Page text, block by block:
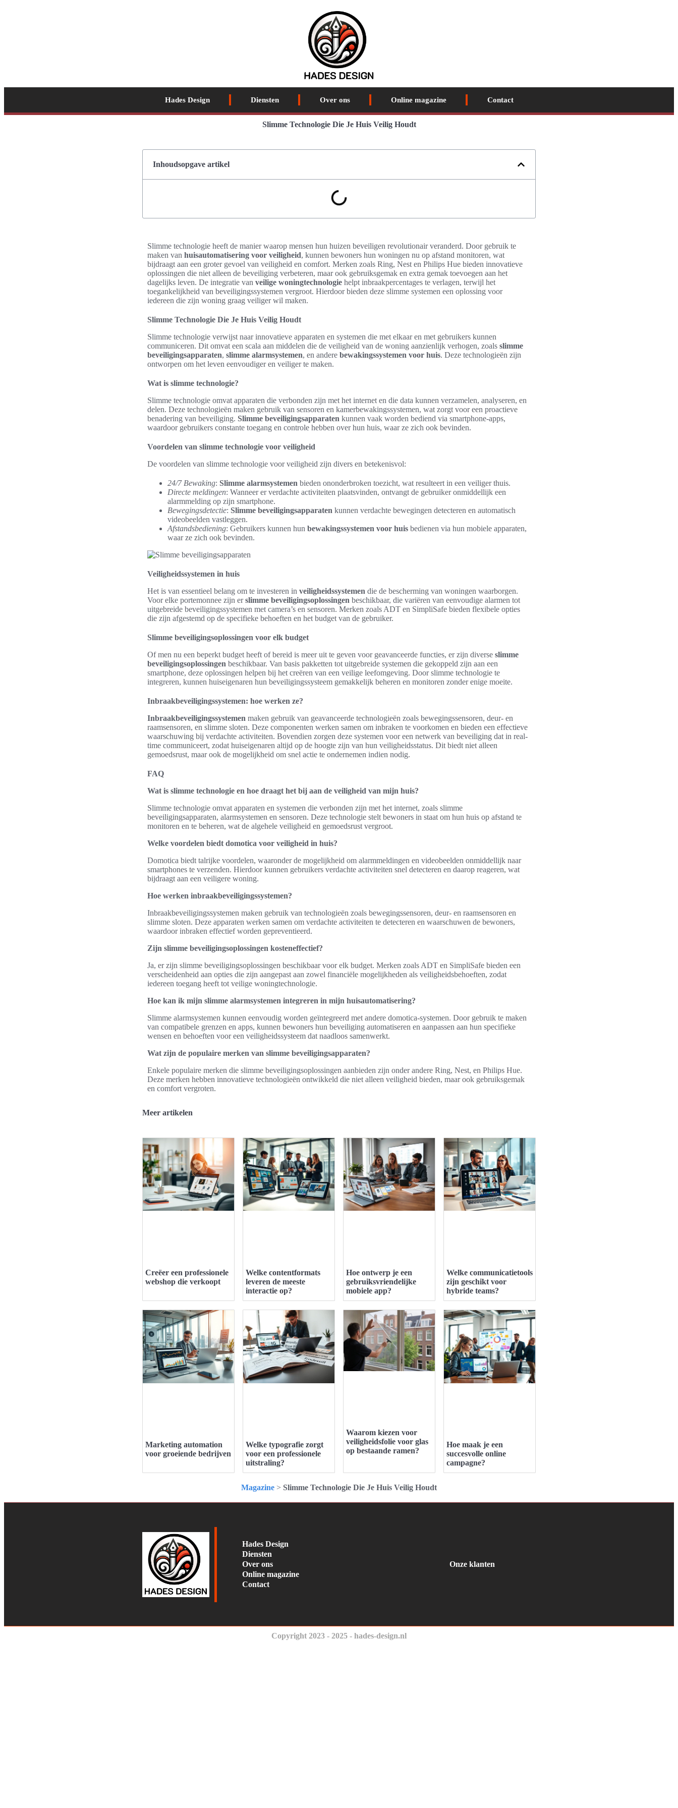
Hades Design Diensten Over ons Online magazine Contact
Slimme Technologie Die Je Huis Veilig Houdt
Inhoudsopgave artikel
Slimme technologie heeft de manier waarop mensen hun huizen beveiligen revolutionair veranderd. Door gebruik te
maken van huisautomatisering voor veiligheid, kunnen bewoners hun woningen nu op afstand monitoren, wat
bijdraagt aan een groter gevoel van veiligheid en comfort. Merken zoals Ring, Nest en Philips Hue bieden innovatieve
oplossingen die niet alleen de beveiliging verbeteren, maar ook gebruiksgemak en extra gemak toevoegen aan het
dagelijks leven. De integratie van veilige woningtechnologie helpt inbraakpercentages te verlagen, terwijl het
toegankelijkheid van beveiligingssystemen vergroot. Hierdoor bieden deze slimme systemen een oplossing voor
iedereen die zijn woning graag veiliger wil maken.
Slimme Technologie Die Je Huis Veilig Houdt
Slimme technologie verwijst naar innovatieve apparaten en systemen die met elkaar en met gebruikers kunnen
communiceren. Dit omvat een scala aan middelen die de veiligheid van de woning aanzienlijk verhogen, zoals slimme
beveiligingsapparaten, slimme alarmsystemen, en andere bewakingssystemen voor huis. Deze technologieën zijn
ontworpen om het leven eenvoudiger en veiliger te maken.
Wat is slimme technologie?
Slimme technologie omvat apparaten die verbonden zijn met het internet en die data kunnen verzamelen, analyseren, en
delen. Deze technologieën maken gebruik van sensoren en kamerbewakingssystemen, wat zorgt voor een proactieve
benadering van beveiliging. Slimme beveiligingsapparaten kunnen vaak worden bediend via smartphone-apps,
waardoor gebruikers constante toegang en controle hebben over hun huis, waar ze zich ook bevinden.
Voordelen van slimme technologie voor veiligheid
De voordelen van slimme technologie voor veiligheid zijn divers en betekenisvol:
24/7 Bewaking: Slimme alarmsystemen bieden ononderbroken toezicht, wat resulteert in een veiliger thuis.
Directe meldingen: Wanneer er verdachte activiteiten plaatsvinden, ontvangt de gebruiker onmiddellijk een
alarmmelding op zijn smartphone.
Bewegingsdetectie: Slimme beveiligingsapparaten kunnen verdachte bewegingen detecteren en automatisch
videobeelden vastleggen.
Afstandsbediening: Gebruikers kunnen hun bewakingssystemen voor huis bedienen via hun mobiele apparaten,
waar ze zich ook bevinden.
Veiligheidssystemen in huis
Het is van essentieel belang om te investeren in veiligheidssystemen die de bescherming van woningen waarborgen.
Voor elke portemonnee zijn erslimme beveiligingsoplossingen beschikbaar, die variëren van eenvoudige alarmen tot
uitgebreide beveiligingssystemen met camera’s en sensoren. Merken zoals ADT en SimpliSafe bieden flexibele opties
die zijn afgestemd op de specifieke behoeften en het budget van de gebruiker.
Slimme beveiligingsoplossingen voor elk budget
Of men nu een beperkt budget heeft of bereid is meer uit te geven voor geavanceerde functies, er zijn diverse slimme
beveiligingsoplossingen beschikbaar. Van basis pakketten tot uitgebreide systemen die gekoppeld zijn aan een
smartphone, deze oplossingen helpen bij het creëren van een veilige leefomgeving. Door slimme technologie te
integreren, kunnen huiseigenaren hun beveiligingssysteem gemakkelijk beheren en monitoren zonder enige moeite.
Inbraakbeveiligingssystemen: hoe werken ze?
Inbraakbeveiligingssystemen maken gebruik van geavanceerde technologieën zoals bewegingssensoren, deur- en
raamsensoren, en slimme sloten. Deze componenten werken samen om inbraken te voorkomen en bieden een effectieve
waarschuwing bij verdachte activiteiten. Bovendien zorgen deze systemen voor een netwerk van beveiliging dat in real-
time communiceert, zodat huiseigenaren altijd op de hoogte zijn van hun veiligheidsstatus. Dit biedt niet alleen
gemoedsrust, maar ook de mogelijkheid om snel actie te ondernemen indien nodig.
FAQ
Wat is slimme technologie en hoe draagt het bij aan de veiligheid van mijn huis?
Slimme technologie omvat apparaten en systemen die verbonden zijn met het internet, zoals slimme
beveiligingsapparaten, alarmsystemen en sensoren. Deze technologie stelt bewoners in staat om hun huis op afstand te
monitoren en te beheren, wat de algehele veiligheid en gemoedsrust vergroot.
Welke voordelen biedt domotica voor veiligheid in huis?
Domotica biedt talrijke voordelen, waaronder de mogelijkheid om alarmmeldingen en videobeelden onmiddellijk naar
smartphones te verzenden. Hierdoor kunnen gebruikers verdachte activiteiten snel detecteren en daarop reageren, wat
bijdraagt aan een veiligere woning.
Hoe werken inbraakbeveiligingssystemen?
Inbraakbeveiligingssystemen maken gebruik van technologieën zoals bewegingssensoren, deur- en raamsensoren en
slimme sloten. Deze apparaten werken samen om verdachte activiteiten te detecteren en waarschuwen de bewoners,
waardoor inbraken effectief worden gepreventieerd.
Zijn slimme beveiligingsoplossingen kosteneffectief?
Ja, er zijn slimme beveiligingsoplossingen beschikbaar voor elk budget. Merken zoals ADT en SimpliSafe bieden een
verscheidenheid aan opties die zijn aangepast aan zowel financiële mogelijkheden als veiligheidsbehoeften, zodat
iedereen toegang heeft tot veilige woningtechnologie.
Hoe kan ik mijn slimme alarmsystemen integreren in mijn huisautomatisering?
Slimme alarmsystemen kunnen eenvoudig worden geïntegreerd met andere domotica-systemen. Door gebruik te maken
van compatibele grenzen en apps, kunnen bewoners hun beveiliging automatiseren en aanpassen aan hun specifieke
wensen en behoeften voor een veiligheidssysteem dat naadloos samenwerkt.
Wat zijn de populaire merken van slimme beveiligingsapparaten?
Enkele populaire merken die slimme beveiligingsoplossingen aanbieden zijn onder andere Ring, Nest, en Philips Hue.
Deze merken hebben innovatieve technologieën ontwikkeld die niet alleen veiligheid bieden, maar ook gebruiksgemak
en comfort vergroten.
Meer artikelen
Creëer een professionele
webshop die verkoopt
Welke contentformats
leveren de meeste
interactie op?
Hoe ontwerp je een
gebruiksvriendelijke
mobiele app?
Welke communicatietools
zijn geschikt voor
hybride teams?
Marketing automation
voor groeiende bedrijven
Welke typografie zorgt
voor een professionele
uitstraling?
Waarom kiezen voor
veiligheidsfolie voor glas
op bestaande ramen?
Hoe maak je een
succesvolle online
campagne?
Magazine > Slimme Technologie Die Je Huis Veilig Houdt
Hades Design
Diensten
Over ons
Online magazine
Contact
Onze klanten
Copyright 2023 - 2025 - hades-design.nl